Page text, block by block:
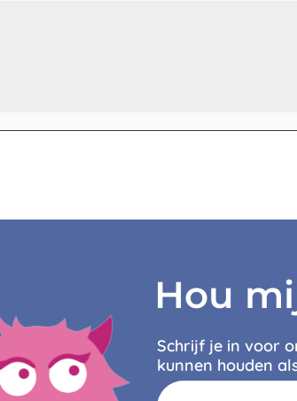
Hou
Schrijf je in voor
kunnen houden